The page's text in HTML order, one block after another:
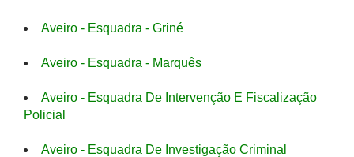
Aveiro - Esquadra - Griné
Aveiro - Esquadra - Marquês
Aveiro - Esquadra De Intervenção E Fiscalização
Policial
Aveiro - Esquadra De Investigação Criminal